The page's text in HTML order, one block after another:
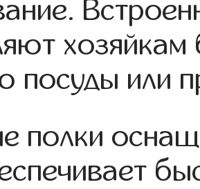
хозяйкам
посуды или
полки